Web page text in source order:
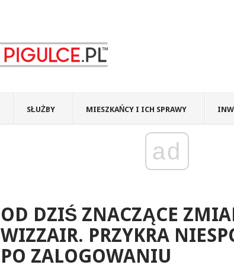
SŁUŻBY MIESZKAŃCY I ICH SPRAWY
ad
OD DZIŚ ZNACZĄCE
WIZZAIR. PRZYKRA
PO ZALOGOWANIU